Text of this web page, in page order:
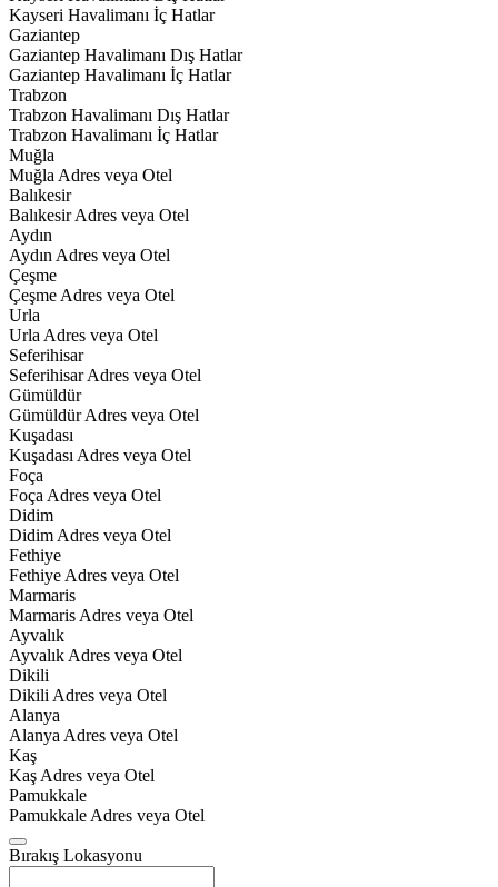
Kayseri Havalimanı İç Hatlar
Gaziantep
Gaziantep Havalimanı Dış Hatlar
Gaziantep Havalimanı İç Hatlar
Trabzon
Trabzon Havalimanı Dış Hatlar
Trabzon Havalimanı İç Hatlar
Muğla
Muğla Adres veya Otel
Balıkesir
Balıkesir Adres veya Otel
Aydın
Aydın Adres veya Otel
Çeşme
Çeşme Adres veya Otel
Urla
Urla Adres veya Otel
Seferihisar
Seferihisar Adres veya Otel
Gümüldür
Gümüldür Adres veya Otel
Kuşadası
Kuşadası Adres veya Otel
Foça
Foça Adres veya Otel
Didim
Didim Adres veya Otel
Fethiye
Fethiye Adres veya Otel
Marmaris
Marmaris Adres veya Otel
Ayvalık
Ayvalık Adres veya Otel
Dikili
Dikili Adres veya Otel
Alanya
Alanya Adres veya Otel
Kaş
Kaş Adres veya Otel
Pamukkale
Pamukkale Adres veya Otel
Bırakış Lokasyonu